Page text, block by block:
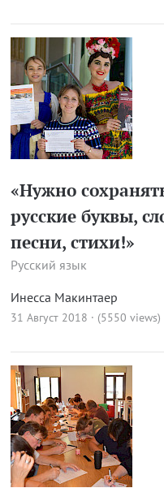
«Нужно
русские буквы,
песни, стихи!»
Русский язык
Инесса Макинтаер
31 Август 2018 · (5550 views)